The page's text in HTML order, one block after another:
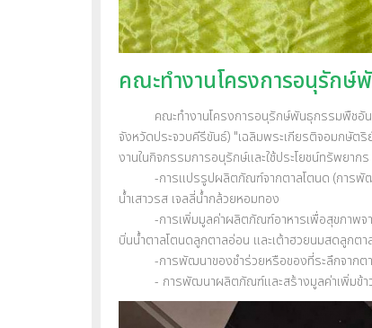
คณะทำงานโครงการอนุรักษ์
คณะทำงานโครงการอนุรักษ์พันธุกรรมพืชอันเนื่
จังหวัดประจวบคีรีขันธ์) "เฉลิมพระเกียรติจอมกษัต
งานในกิจกรรมการอนุรักษ์และใช้ประโยชน์ทรัพยาก
-การแปรรูปผลิตภัณฑ์จากตาลโตนด (การพัฒนาส
น้ำเสาวรส เจลลี่น้ำกล้วยหอมทอง
-การเพิ่มมูลค่าผลิตภัณฑ์อาหารเพื่อสุขภาพจากลู
บิ่นน้ำตาลโตนดลูกตาลอ่อน และเต้าฮวยนมสดลูกตา
-การพัฒนาของชำร่วยหรือของที่ระลึกจากตาล
- การพัฒนาผลิตภัณฑ์และสร้างมูลค่าเพิ่มข้าวหอ